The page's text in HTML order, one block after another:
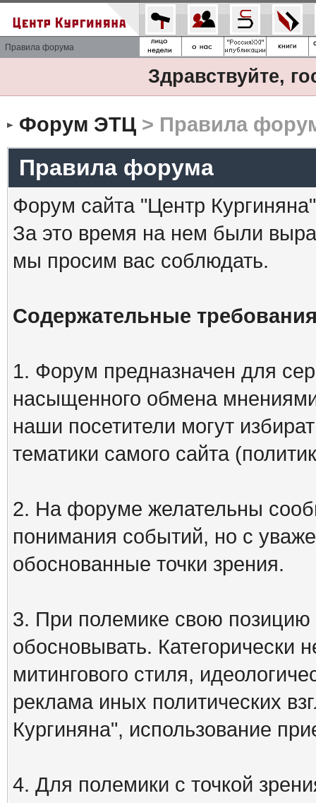
Правила форума
Здравствуйте,
Форум ЭТЦ> Правила
Правила форума
Форум сайта "Центр
За это время на нем были
мы просим вас соблюдать.
Содержательные
1. Форум предназначен для
насыщенного обмена
наши посетители могут
тематики самого сайта
2. На форуме желательны
понимания событий, но с
обоснованные точки зрения.
3. При полемике свою
обосновывать. Категорически
митингового стиля,
реклама иных политических
Кургиняна", использование
4. Для полемики с точкой